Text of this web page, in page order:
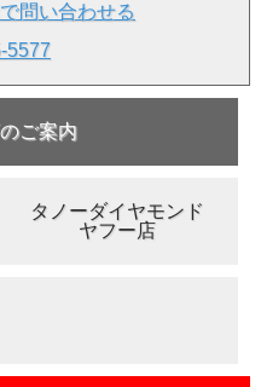
問い合わせる
5577
ご案内
タノーダイヤモンド
ヤフー店